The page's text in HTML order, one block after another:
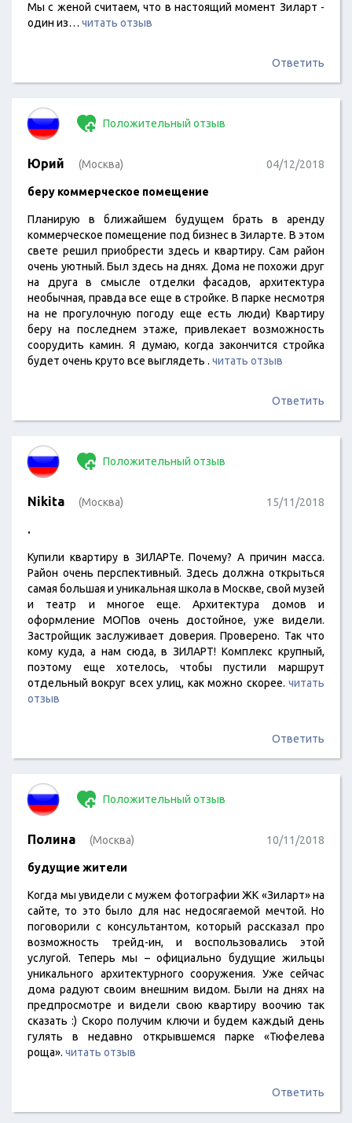
Мы с женой считаем, что в настоящий момент Зиларт -
один из… читать отзыв
Ответить
Положительный отзыв
Юрий (Москва) 04/12/2018
беру коммерческое помещение
Планирую в ближайшем будущем брать в аренду
коммерческое помещение под бизнес в Зиларте. В этом
свете решил приобрести здесь и квартиру. Сам район
очень уютный. Был здесь на днях. Дома не похожи друг
на друга в смысле отделки фасадов, архитектура
необычная, правда все еще в стройке. В парке несмотря
на не прогулочную погоду еще есть люди) Квартиру
беру на последнем этаже, привлекает возможность
соорудить камин. Я думаю, когда закончится стройка
будет очень круто все выглядеть . читать отзыв
Ответить
Положительный отзыв
Nikita (Москва) 15/11/2018
.
Купили квартиру в ЗИЛАРТе. Почему? А причин масса.
Район очень перспективный. Здесь должна открыться
самая большая и уникальная школа в Москве, свой музей
и театр и многое еще. Архитектура домов и
оформление МОПов очень достойное, уже видели.
Застройщик заслуживает доверия. Проверено. Так что
кому куда, а нам сюда, в ЗИЛАРТ! Комплекс крупный,
поэтому еще хотелось, чтобы пустили маршрут
отдельный вокруг всех улиц, как можно скорее. читать
отзыв
Ответить
Положительный отзыв
Полина (Москва) 10/11/2018
будущие жители
Когда мы увидели с мужем фотографии ЖК «Зиларт» на
сайте, то это было для нас недосягаемой мечтой. Но
поговорили с консультантом, который рассказал про
возможность трейд-ин, и воспользовались этой
услугой. Теперь мы – официально будущие жильцы
уникального архитектурного сооружения. Уже сейчас
дома радуют своим внешним видом. Были на днях на
предпросмотре и видели свою квартиру воочию так
сказать :) Скоро получим ключи и будем каждый день
гулять в недавно открывшемся парке «Тюфелева
роща». читать отзыв
Ответить